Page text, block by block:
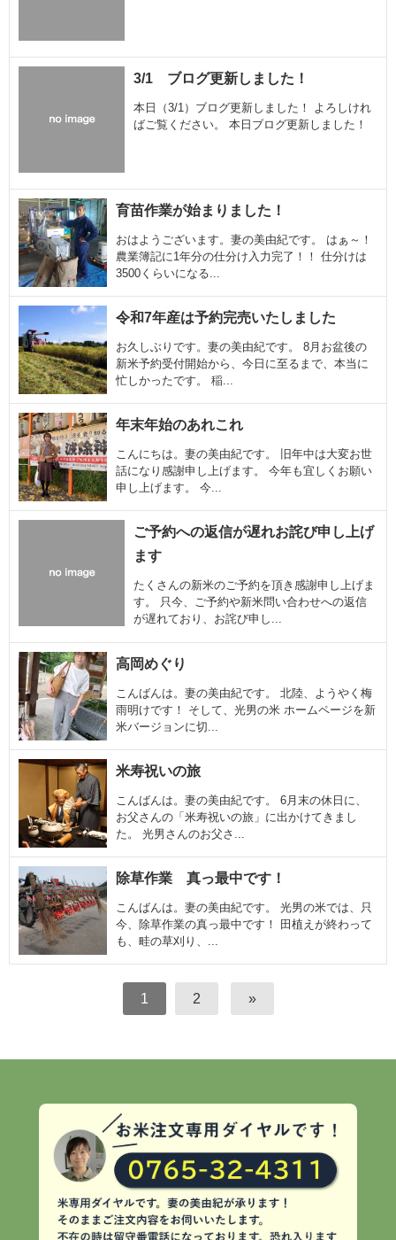
3/1 ブログ更新しました！
本日（3/1）ブログ更新しました！ よろしけれ
ばご覧ください。 本日ブログ更新しました！
育苗作業が始まりました！
おはようございます。妻の美由紀です。 はぁ～！
農業簿記に1年分の仕分け入力完了！！ 仕分けは
3500くらいになる...
令和7年産は予約完売いたしました
お久しぶりです。妻の美由紀です。 8月お盆後の
新米予約受付開始から、今日に至るまで、本当に
忙しかったです。 稲...
年末年始のあれこれ
こんにちは。妻の美由紀です。 旧年中は大変お世
話になり感謝申し上げます。 今年も宜しくお願い
申し上げます。 今...
ご予約への返信が遅れお詫び申し上げ
ます
たくさんの新米のご予約を頂き感謝申し上げま
す。 只今、ご予約や新米問い合わせへの返信
が遅れており、お詫び申し...
高岡めぐり
こんばんは。妻の美由紀です。 北陸、ようやく梅
雨明けです！ そして、光男の米 ホームページを新
米バージョンに切...
米寿祝いの旅
こんばんは。妻の美由紀です。 6月末の休日に、
お父さんの「米寿祝いの旅」に出かけてきまし
た。 光男さんのお父さ...
除草作業 真っ最中です！
こんばんは。妻の美由紀です。 光男の米では、只
今、除草作業の真っ最中です！ 田植えが終わって
も、畦の草刈り、...
1 2 »